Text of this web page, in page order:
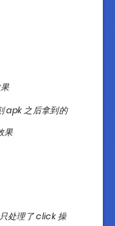
apk 之后拿到的
果
处理了 click 操